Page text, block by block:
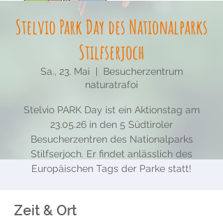
Stelvio Park Day des Nationalparks
Stilfserjoch
Sa., 23. Mai
Besucherzentrum
naturatrafoi
Stelvio PARK Day ist ein Aktionstag am
23.05.26 in den 5 Südtiroler
Besucherzentren des Nationalparks
Stilfserjoch. Er findet anlässlich des
Europäischen Tags der Parke statt!
Zeit & Ort